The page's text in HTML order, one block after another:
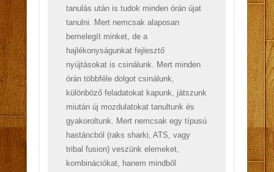
tanulás után is tudok minden órán újat
tanulni. Mert nemcsak alaposan
bemelegít minket, de a
hajlékonyságunkat fejlesztő
nyújtásokat is csinálunk. Mert minden
órán többféle dolgot csinálunk,
különböző feladatokat kapunk, játszunk
miután új mozdulatokat tanultunk és
gyakoroltunk. Mert nemcsak egy típusú
hastáncból (raks sharki, ATS, vagy
tribal fusion) veszünk elemeket,
kombinációkat, hanem mindből